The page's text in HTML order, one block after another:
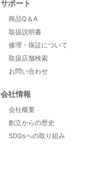
サポート
商品Q＆A
取扱説明書
修理・保証について
取扱店舗検索
お問い合わせ
会社情報
会社概要
創立からの歴史
SDGsへの取り組み